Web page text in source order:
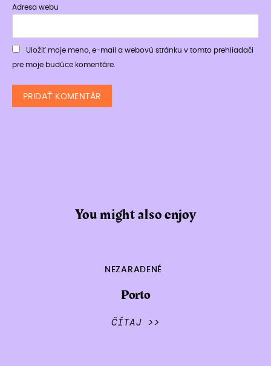
Adresa webu
Uložiť moje meno, e-mail a webovú stránku v tomto prehliadači
pre moje budúce komentáre.
You might also enjoy
NEZARADENÉ
Porto
ČÍTAJ >>